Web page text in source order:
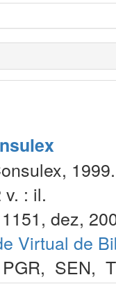
1999.
: il.
dez,
Virtual de
PGR, SEN,